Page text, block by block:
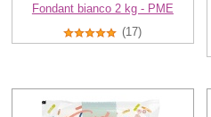
Fondant bianco 2 kg - PME
(17)